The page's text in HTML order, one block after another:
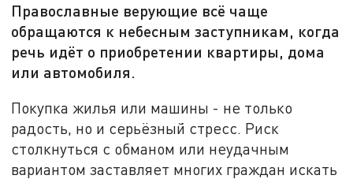
Православные верующие всё чаще
обращаются к небесным заступникам, когда
речь идёт о приобретении квартиры, дома
или автомобиля.
Покупка жилья или машины - не только
радость, но и серьёзный стресс. Риск
столкнуться с обманом или неудачным
вариантом заставляет многих граждан искать